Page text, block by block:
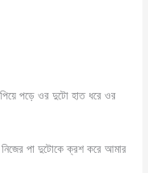
পড়ে ওর দুটো হাত ধরে ওর
পা দুটোকে ক্রশ করে আমার